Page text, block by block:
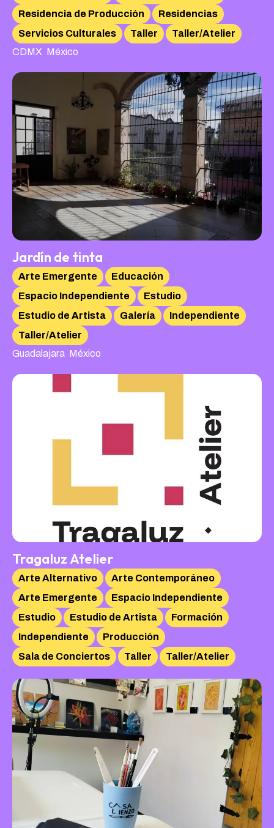
Residencia de Producción
Residencias
Servicios Culturales
Taller
Taller/Atelier
CDMX México
Jardín de tinta
Arte Emergente
Educación
Espacio Independiente
Estudio
Estudio de Artista
Galería
Independiente
Taller/Atelier
Guadalajara México
Tragaluz Atelier
Arte Alternativo
Arte Contemporáneo
Arte Emergente
Espacio Independiente
Estudio
Estudio de Artista
Formación
Independiente
Producción
Sala de Conciertos
Taller Taller/Atelier